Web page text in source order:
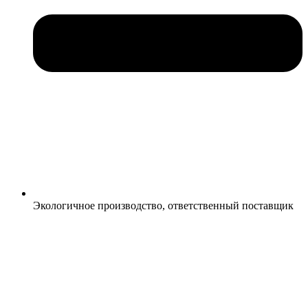
Экологичное производство, ответственный поставщик